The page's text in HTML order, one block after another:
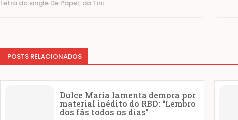
Letra do single De Papel, da Tini
POSTS RELACIONADOS
Dulce María lamenta demora por
material inédito do RBD: “Lembro
dos fãs todos os dias”